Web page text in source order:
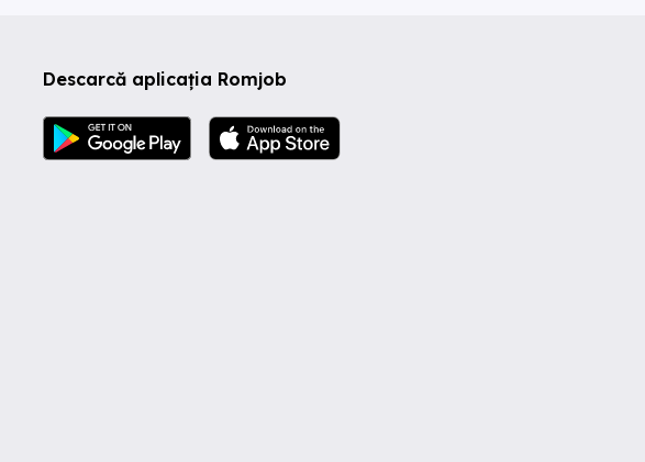
Descarcă aplicația Romjob